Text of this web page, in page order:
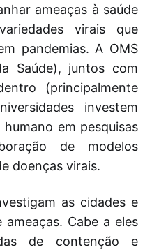
ameaças à saúde
virais que
pandemias. A OMS
Saúde), juntos com
(principalmente
investem
em pesquisas
de modelos
doenças virais.
as cidades e
Cabe a eles
de contenção e